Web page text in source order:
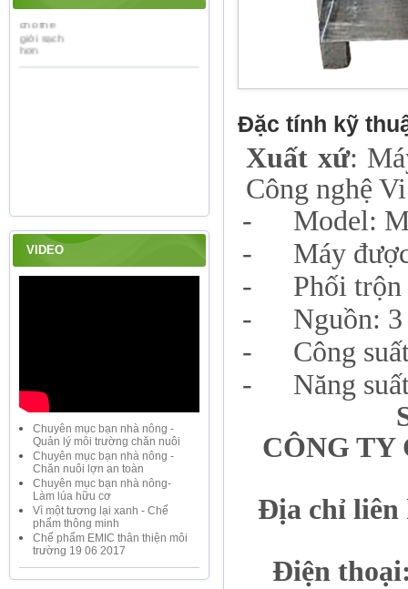
Đặc tính kỹ
Xuất xứ:
Công nghệ
-
Model:
-
Máy
-
Phối
-
Nguồn:
-
Công
-
Năng
CÔNG TY
Địa chỉ liên
Điện
VIDEO
Chuyên mục bạn nhà nông -
Quản lý môi trường chăn nuôi
Chuyên mục bạn nhà nông -
Chăn nuôi lợn an toàn
Chuyên mục bạn nhà nông-
Làm lúa hữu cơ
Vì một tương lại xanh - Chế
phẩm thông minh
Chế phẩm EMIC thân thiện môi
trường 19 06 2017